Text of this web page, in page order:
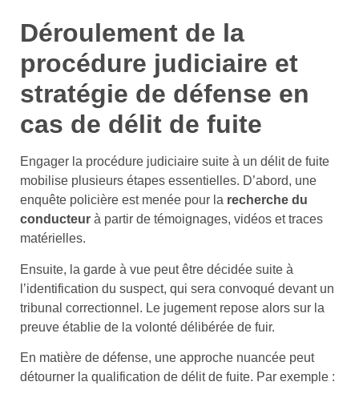
Déroulement de la
procédure judiciaire et
stratégie de défense en
cas de délit de fuite
Engager la procédure judiciaire suite à un délit de fuite
mobilise plusieurs étapes essentielles. D’abord, une
enquête policière est menée pour la recherche du
conducteur à partir de témoignages, vidéos et traces
matérielles.
Ensuite, la garde à vue peut être décidée suite à
l’identification du suspect, qui sera convoqué devant un
tribunal correctionnel. Le jugement repose alors sur la
preuve établie de la volonté délibérée de fuir.
En matière de défense, une approche nuancée peut
détourner la qualification de délit de fuite. Par exemple :